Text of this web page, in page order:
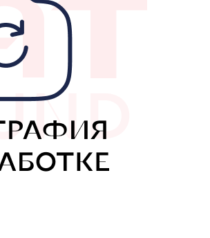
СИГНАЛИЗАЦИИ
ПОМОЩЬ ПРИ ПАРКОВКЕ
МУЗЫКАЛЬНЫЕ АКСЕССУАРЫ
САБВУФЕРЫ
ШУМОИЗОЛЯЦИЯ